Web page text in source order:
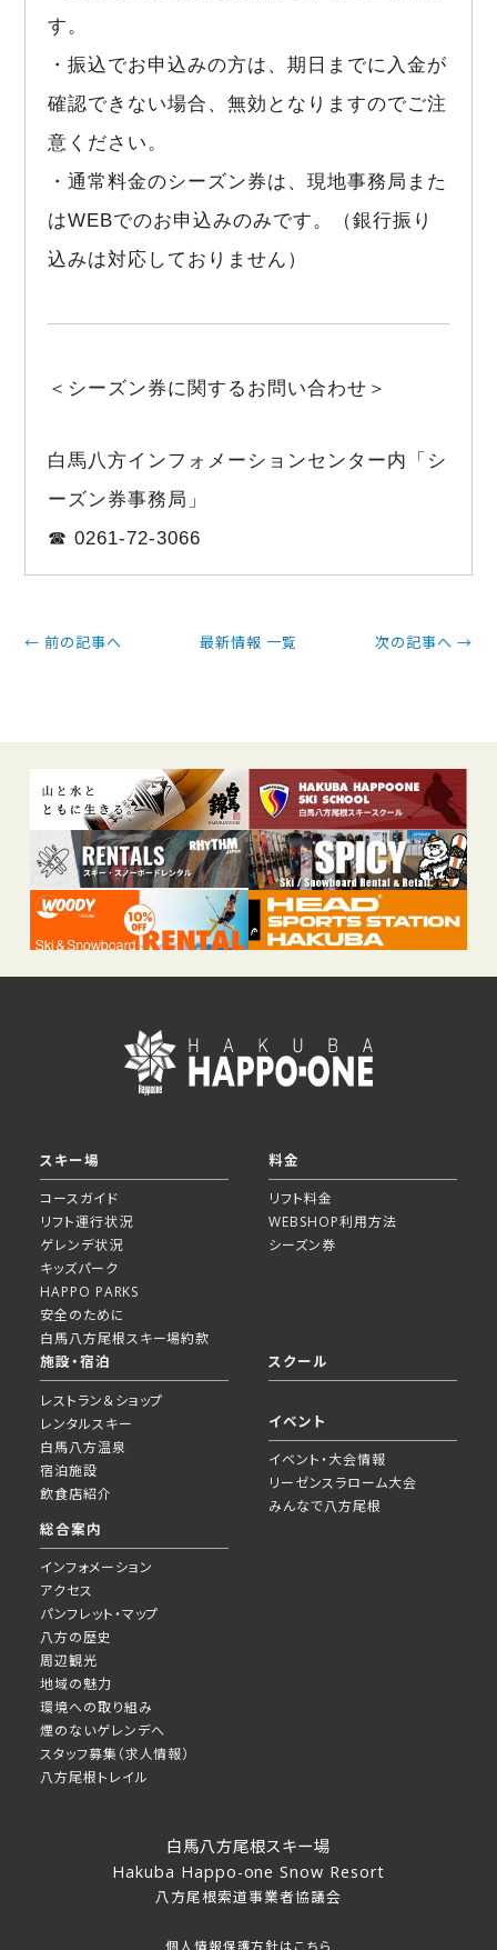
す。
・振込でお申込みの方は、期日までに入金が
確認できない場合、無効となりますのでご注
意ください。
・通常料金のシーズン券は、現地事務局また
はWEBでのお申込みのみです。（銀行振り
込みは対応しておりません）
＜シーズン券に関するお問い合わせ＞
白馬八方インフォメーションセンター内「シ
ーズン券事務局」
☎ 0261-72-3066
← 前の記事へ 次の記事へ →
最新情報 一覧
スキー場
コースガイド
リフト運行状況
ゲレンデ状況
キッズパーク
HAPPO PARKS
安全のために
白馬八方尾根スキー場約款
料金
リフト料金
WEBSHOP利用方法
シーズン券
施設・宿泊
レストラン＆ショップ
レンタルスキー
白馬八方温泉
宿泊施設
飲食店紹介
スクール
イベント
イベント・大会情報
リーゼンスラローム大会
みんなで八方尾根
総合案内
インフォメーション
アクセス
パンフレット・マップ
八方の歴史
周辺観光
地域の魅力
環境への取り組み
煙のないゲレンデへ
スタッフ募集（求人情報）
八方尾根トレイル
白馬八方尾根スキー場
Hakuba Happo-one Snow Resort
八方尾根索道事業者協議会
個人情報保護方針はこちら